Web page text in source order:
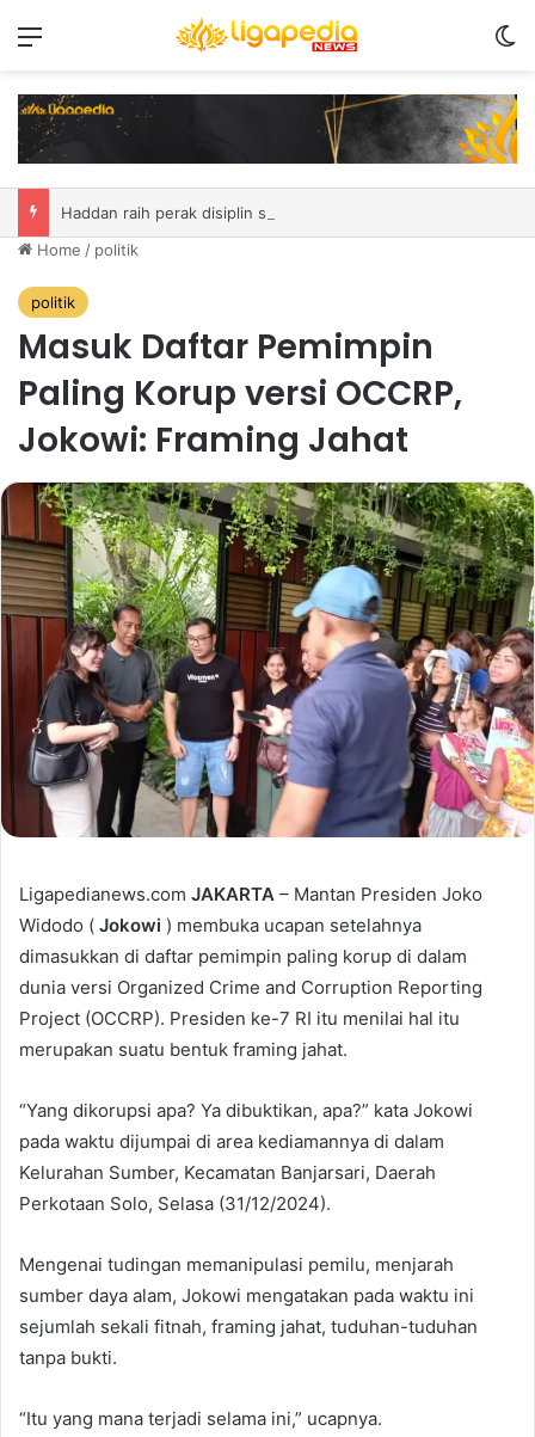
Home / politik
politik
Masuk Daftar Pemimpin
Paling Korup versi OCCRP,
Jokowi: Framing Jahat
Ligapedianews.com JAKARTA – Mantan Presiden Joko
Widodo ( Jokowi ) membuka ucapan setelahnya
dimasukkan di daftar pemimpin paling korup di dalam
dunia versi Organized Crime and Corruption Reporting
Project (OCCRP). Presiden ke-7 RI itu menilai hal itu
merupakan suatu bentuk framing jahat.
“Yang dikorupsi apa? Ya dibuktikan, apa?” kata Jokowi
pada waktu dijumpai di area kediamannya di dalam
Kelurahan Sumber, Kecamatan Banjarsari, Daerah
Perkotaan Solo, Selasa (31/12/2024).
Mengenai tudingan memanipulasi pemilu, menjarah
sumber daya alam, Jokowi mengatakan pada waktu ini
sejumlah sekali fitnah, framing jahat, tuduhan-tuduhan
tanpa bukti.
“Itu yang mana terjadi selama ini,” ucapnya.